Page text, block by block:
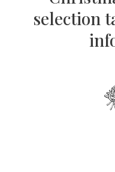
selection